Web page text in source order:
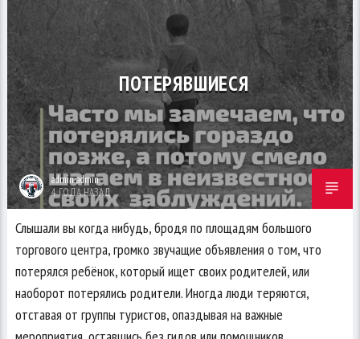
ПОТЕРЯВШИЕСЯ
admin admin
4 ГОДА НАЗАД
Слышали вы когда нибудь, бродя по площадям большого
торгового центра, громко звучащие объявления о том, что
потерялся ребёнок, который ищет своих родителей, или
наоборот потерялись родители. Иногда люди теряются,
отставая от группы туристов, опаздывая на важные